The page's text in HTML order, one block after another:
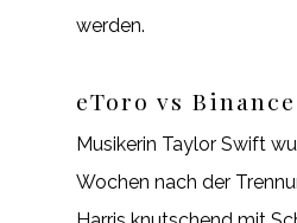
werden.
eToro vs
Musikerin Taylor Swift
Wochen nach der